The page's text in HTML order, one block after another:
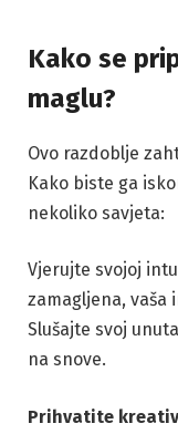
Kako se
maglu?
Ovo razdoblje
Kako biste ga
nekoliko savjeta:
Vjerujte svojoj
zamagljena, vaša
Slušajte svoj
na snove.
Prihvatite